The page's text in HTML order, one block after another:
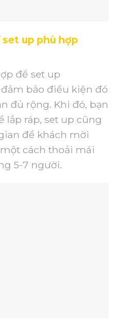
up phù hợp
để set up
bảo điều kiện đó
đủ rộng. Khi đó, bạn
lắp ráp, set up cũng
để khách mời
cách thoải mái
5-7 người.